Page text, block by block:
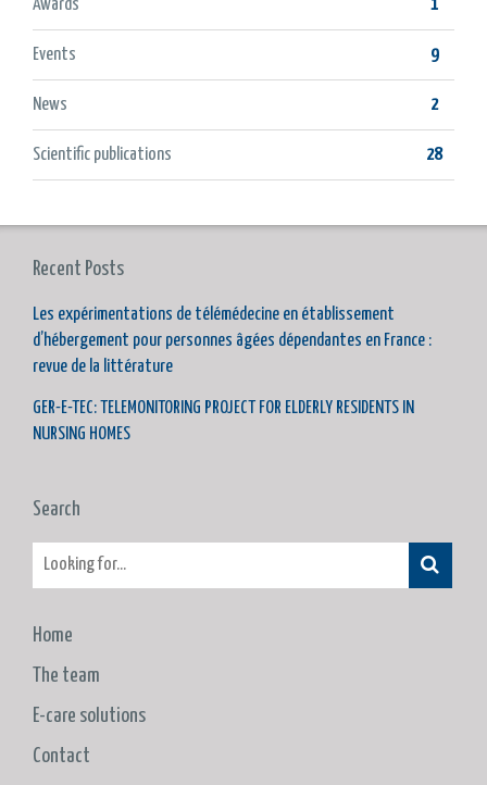
Awards 1
Events 9
News 2
Scientific publications 28
Recent Posts
Les expérimentations de télémédecine en établissement
d’hébergement pour personnes âgées dépendantes en France :
revue de la littérature
GER-E-TEC: TELEMONITORING PROJECT FOR ELDERLY RESIDENTS IN
NURSING HOMES
Search
Home
The team
E-care solutions
Contact